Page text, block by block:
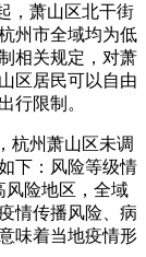
，萧山区北干街
州市全域均为低
相关规定，对萧
区居民可以自由
行限制。
杭州萧山区未调
下：风险等级情
风险地区，全域
情传播风险、病
味着当地疫情形